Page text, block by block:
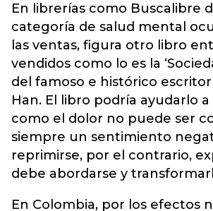
En librerías como Buscalibre
categoría de salud mental
las ventas, figura otro libro
vendidos como lo es la
del famoso e histórico
Han. El libro podría ayudarlo
como el dolor no puede ser
siempre un sentimiento
reprimirse, por el contrario,
debe abordarse y
En Colombia, por los efectos